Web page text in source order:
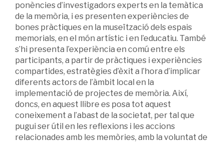
ponències d’investigadors experts en la temàtica
de la memòria, i es presenten experiències de
bones pràctiques en la museïtzació dels espais
memorials, en el món artístic i en l’educatiu. També
s’hi presenta l’experiència en comú entre els
participants, a partir de pràctiques i experiències
compartides, estratègies d’èxit a l’hora d’implicar
diferents actors de l’àmbit local en la
implementació de projectes de memòria. Així,
doncs, en aquest llibre es posa tot aquest
coneixement a l’abast de la societat, per tal que
pugui ser útil en les reflexions i les accions
relacionades amb les memòries, amb la voluntat de